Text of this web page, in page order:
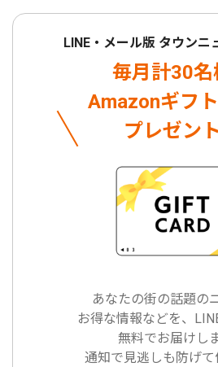
LINE・メール版 タウンニ
毎月計30名
Amazonギフ
プレゼン
あなたの街の話題の
お得な情報などを、
無料でお届けしま
通知で見逃しも防げて